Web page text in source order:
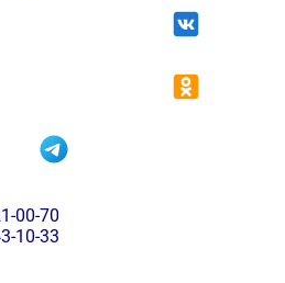
00-70
10-33